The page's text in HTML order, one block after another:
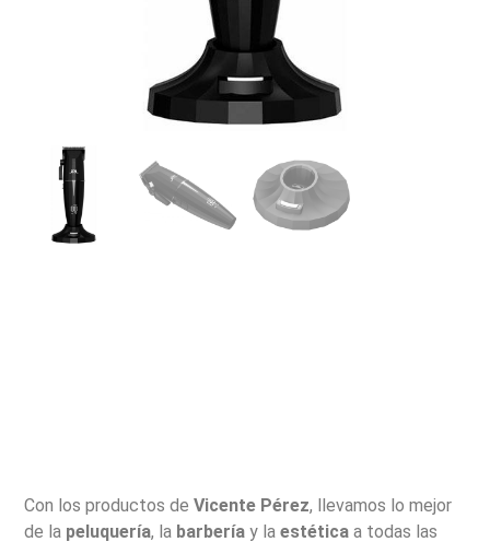
Con los productos deVicente Pérez, llevamos lo mejor
de la peluquería, la barbería y laestética a todas las